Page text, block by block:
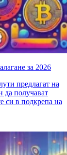
за 2026
предлагат на
да получават
си в подкрепа на